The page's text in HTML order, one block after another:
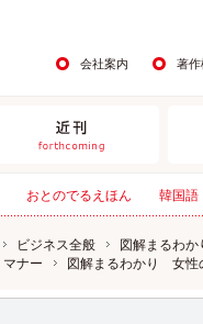
会社案内 著作
おとのでるえほん 韓国語
ビジネス全般
図解まるわ
マナー 図解まるわかり 女性